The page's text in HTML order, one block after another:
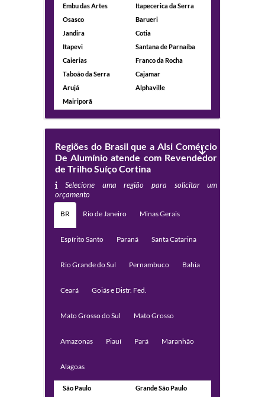
Embu das Artes
Itapecerica da Serra
Osasco
Barueri
Jandira
Cotia
Itapevi
Santana de Parnaíba
Caierias
Franco da Rocha
Taboão da Serra
Cajamar
Arujá
Alphaville
Mairiporã
Regiões do Brasil que a Alsi Comércio
De Alumínio atende com Revendedor
de Trilho Suíço Cortina
Selecione uma região para solicitar um
orçamento
BR Rio de Janeiro Minas Gerais
Espírito Santo Paraná Santa Catarina
Rio Grande do Sul Pernambuco Bahia
Ceará Goiás e Distr. Fed.
Mato Grosso do Sul Mato Grosso
Amazonas Piauí Pará Maranhão
Alagoas
São Paulo
Grande São Paulo